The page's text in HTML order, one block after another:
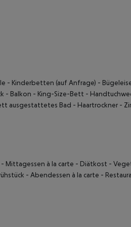
- Kinderbetten (auf Anfrage) -
Balkon - King-Size-Bett -
ausgestattetes Bad - Haartrockner -
à la carte - Diätkost -
- Abendessen à la carte -